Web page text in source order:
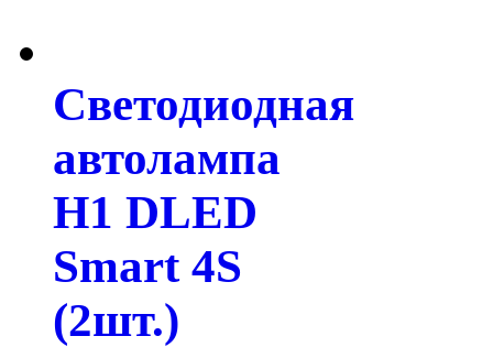
Светодиодная
автолампа
H1 DLED
Smart 4S
(2шт.)